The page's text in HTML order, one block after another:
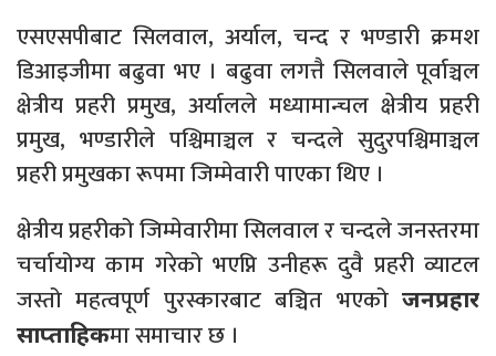
एसएसपीबाट सिलवाल, अर्याल, चन्द र भण्डारी क्रमश
डिआइजीमा बढुवा भए । बढुवा लगत्तै सिलवाले पूर्वाञ्चल
क्षेत्रीय प्रहरी प्रमुख, अर्यालले मध्यामान्चल क्षेत्रीय प्रहरी
प्रमुख, भण्डारीले पश्चिमाञ्चल र चन्दले सुदुरपश्चिमाञ्चल
प्रहरी प्रमुखका रूपमा जिम्मेवारी पाएका थिए ।
क्षेत्रीय प्रहरीको जिम्मेवारीमा सिलवाल र चन्दले जनस्तरमा
चर्चायोग्य काम गरेको भएप्नि उनीहरू दुवै प्रहरी व्याटल
जस्तो महत्वपूर्ण पुरस्कारबाट बञ्चित भएको जनप्रहार
साप्ताहिकमा समाचार छ ।